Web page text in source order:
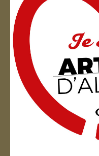
Artisan d'Alsace